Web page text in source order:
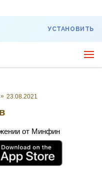
УСТАНОВИТЬ
» 23.08.2021
от Минфин